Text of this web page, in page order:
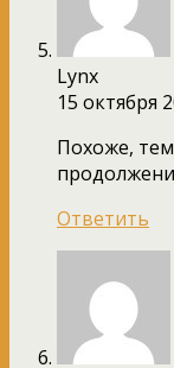
Lynx
15 октября
Похоже,
Ответить